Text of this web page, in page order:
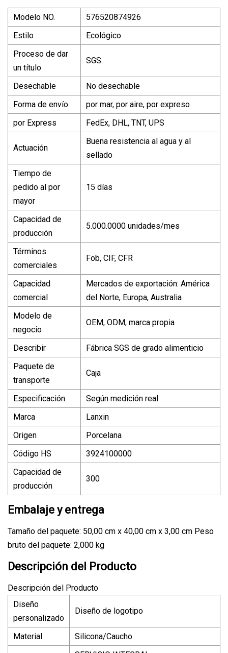
Modelo NO.
576520874926
Estilo
Ecológico
Proceso de dar
un título
SGS
Desechable
No desechable
Forma de envío
por mar, por aire, por expreso
por Express
FedEx, DHL, TNT, UPS
Actuación
Buena resistencia al agua y al
sellado
Tiempo de
pedido al por
mayor
15 días
Capacidad de
producción
5.000.0000 unidades/mes
Términos
comerciales
Fob, CIF, CFR
Capacidad
comercial
Mercados de exportación: América
del Norte, Europa, Australia
Modelo de
negocio
OEM, ODM, marca propia
Describir
Fábrica SGS de grado alimenticio
Paquete de
transporte
Caja
Especificación
Según medición real
Marca
Lanxin
Origen
Porcelana
Código HS
3924100000
Capacidad de
producción
300
Embalaje y entrega
Tamaño del paquete: 50,00 cm x 40,00 cm x 3,00 cm Peso
bruto del paquete: 2,000 kg
Descripción del Producto
Descripción del Producto
Diseño
personalizado
Diseño de logotipo
Material
Silicona/Caucho